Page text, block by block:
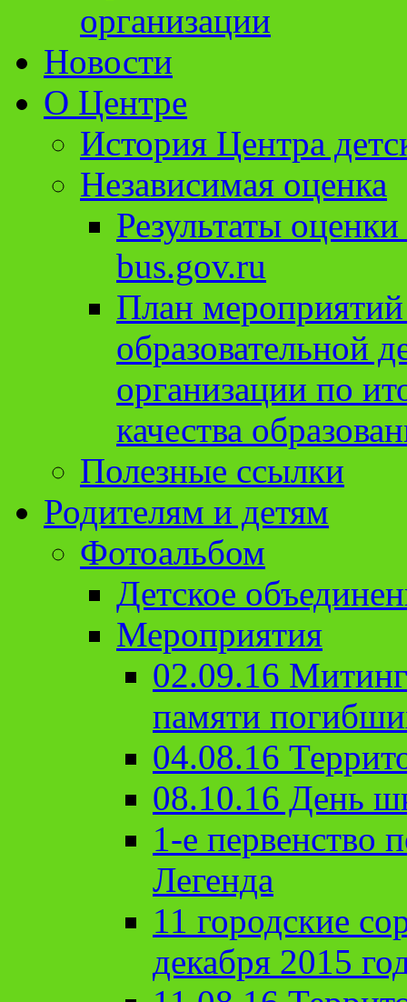
организации
Новости
О Центре
История Центра
Независимая оценка
Результаты
bus.gov.ru
План
образовательной
организации по
качества
Полезные ссылки
Родителям и детям
Фотоальбом
Детское
Мероприятия
02.09.16
памяти
04.08.16
08.10.16 День
1-е первенство
Легенда
11 городские
декабря 2015